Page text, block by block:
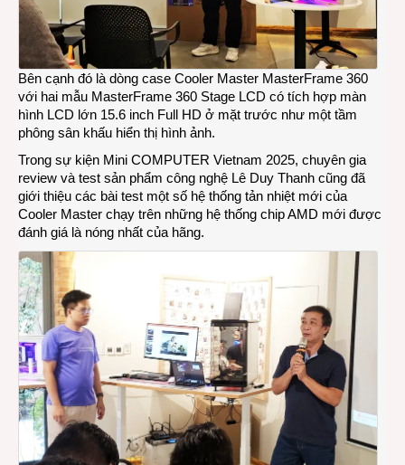
Bên cạnh đó là dòng case Cooler Master MasterFrame 360
với hai mẫu MasterFrame 360 Stage LCD có tích hợp màn
hình LCD lớn 15.6 inch Full HD ở mặt trước như một tầm
phông sân khấu hiển thị hình ảnh.
Trong sự kiện Mini COMPUTER Vietnam 2025, chuyên gia
review và test sản phẩm công nghệ Lê Duy Thanh cũng đã
giới thiệu các bài test một số hệ thống tản nhiệt mới của
Cooler Master chạy trên những hệ thống chip AMD mới được
đánh giá là nóng nhất của hãng.